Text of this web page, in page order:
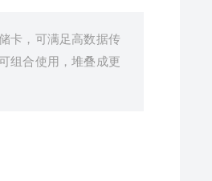
卡，可满足高数据传
组合使用，堆叠成更